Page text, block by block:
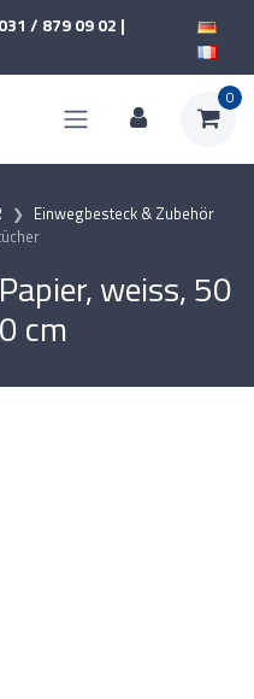
/ 879 09 02 |
0
Einwegbesteck & Zubehör
weiss, 50
cm